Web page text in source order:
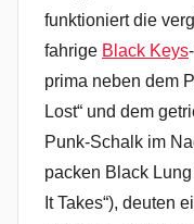
funktioniert die
fahrige Black Keys
prima neben dem
Lost“ und dem
Punk-Schalk im
packen Black
It Takes“), deuten